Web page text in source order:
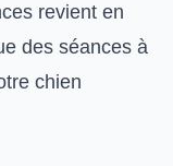
revient en
des séances à
chien